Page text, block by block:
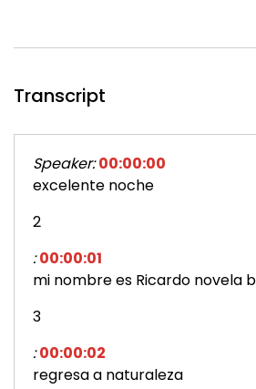
Transcript
Speaker: 00:00:00
excelente noche
2
: 00:00:01
mi nombre es Ricardo novela
3
: 00:00:02
regresa a naturaleza